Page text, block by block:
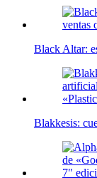
Black Altar:
Blakkesis: